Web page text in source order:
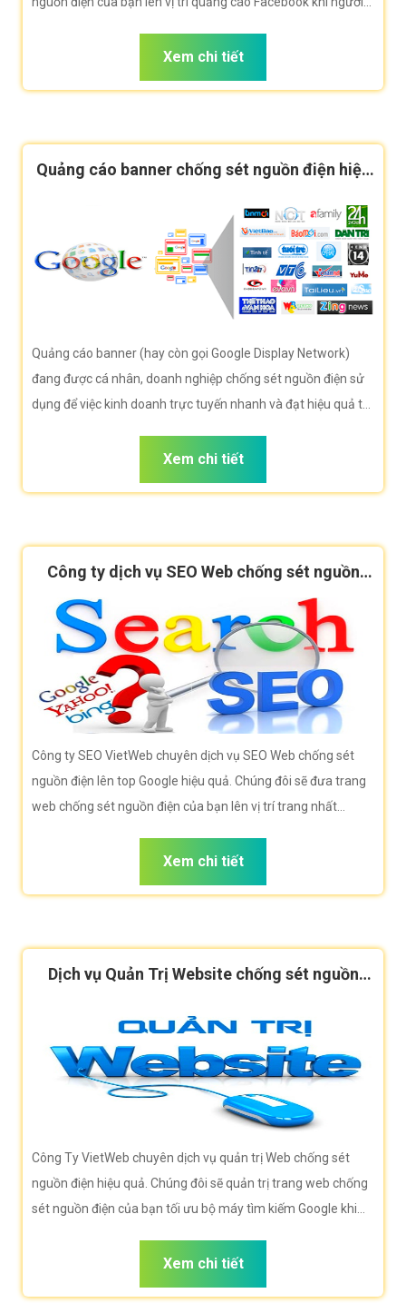
Xem chi tiết
Quảng cáo banner chống sét nguồn điện hiệu
Quảng cáo banner (hay còn gọi Google Display Network)
đang được cá nhân, doanh nghiệp chống sét nguồn điện sử
dụng để việc kinh doanh trực tuyến nhanh và đạt hiệu quả tối
vụ Quảng cáo banner chống sét nguồn điện với những tính
Xem chi tiết
Công ty dịch vụ SEO Web chống sét nguồn
Công ty SEO VietWeb chuyên dịch vụ SEO Web chống sét
nguồn điện lên top Google hiệu quả. Chúng đôi sẽ đưa trang
web chống sét nguồn điện của bạn lên vị trí trang nhất
Xem chi tiết
Dịch vụ Quản Trị Website chống sét nguồn
Công Ty VietWeb chuyên dịch vụ quản trị Web chống sét
nguồn điện hiệu quả. Chúng đôi sẽ quản trị trang web chống
sét nguồn điện của bạn tối ưu bộ máy tìm kiếm Google khi
Xem chi tiết